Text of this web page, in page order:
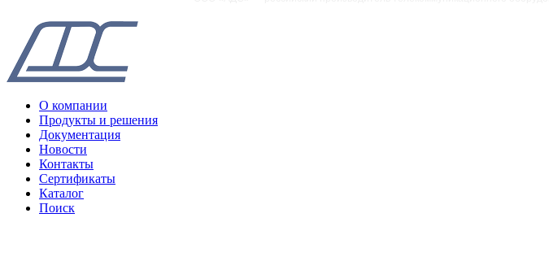
О компании
Продукты и решения
Документация
Новости
Контакты
Сертификаты
Каталог
Поиск